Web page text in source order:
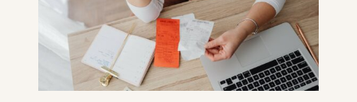
Datensätze
Paper der Woche
Projekte
Kürzungslandkarte
Erbschaftssteuer-Rechner